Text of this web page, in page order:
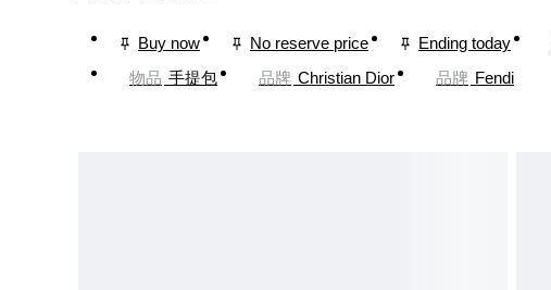
Buy now No reserve price Ending today
物品 手提包 品牌 Christian Dior 品牌 Fendi